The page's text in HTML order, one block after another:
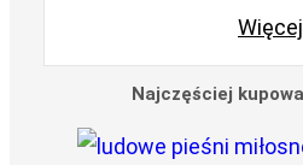
Więcej
Najczęściej